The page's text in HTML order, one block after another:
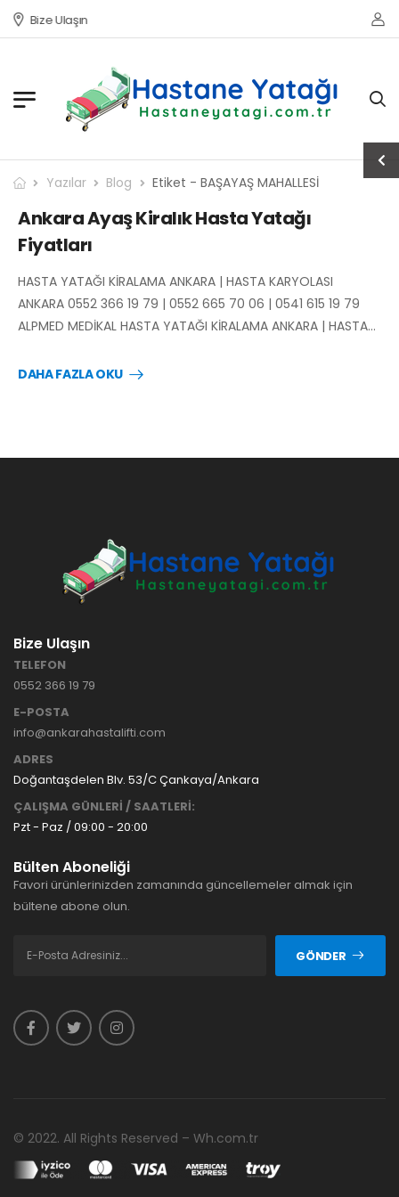
Bize Ulaşın
Yazılar Blog Etiket - BAŞAYAŞ MAHALLESİ
Ankara Ayaş Kiralık Hasta Yatağı
Fiyatları
HASTA YATAĞI KİRALAMA ANKARA | HASTA KARYOLASI
ANKARA 0552 366 19 79 | 0552 665 70 06 | 0541 615 19 79
ALPMED MEDİKAL HASTA YATAĞI KİRALAMA ANKARA | HASTA…
DAHA FAZLA OKU
Bize Ulaşın
TELEFON
0552 366 19 79
E-POSTA
info@ankarahastalifti.com
ADRES
Doğantaşdelen Blv. 53/C Çankaya/Ankara
ÇALIŞMA GÜNLERİ / SAATLERİ:
Pzt - Paz / 09:00 - 20:00
Bülten Aboneliği
Favori ürünlerinizden zamanında güncellemeler almak için
bültene abone olun.
GÖNDER
© 2022. All Rights Reserved – Wh.com.tr